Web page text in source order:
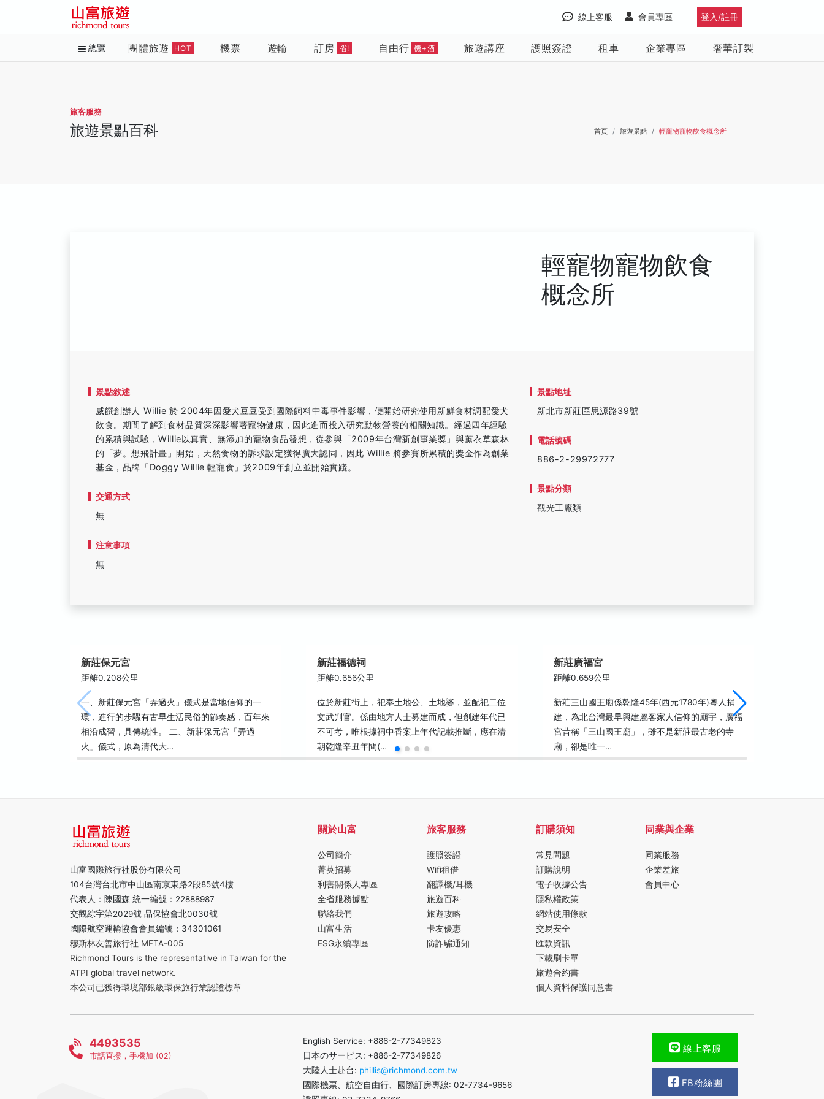
登入/註冊
會員專區
線上客服
總覽 團體旅遊 HOT 機票 遊輪 訂房 省! 自由行 機+酒 旅遊講座 護照簽證 租車 企業專區 奢華訂製
旅客服務
旅遊景點百科 首頁 旅遊景點 輕寵物寵物飲食概念所
輕寵物寵物飲食
概念所
景點敘述
威饌創辦人 Willie 於 2004年因愛犬豆豆受到國際飼料中毒事件影響，便開始研究使用新鮮食材調配愛犬
飲食。期間了解到食材品質深深影響著寵物健康，因此進而投入研究動物營養的相關知識。經過四年經驗
的累積與試驗，Willie以真實、無添加的寵物食品發想，從參與「2009年台灣新創事業獎」與薰衣草森林
的「夢。想飛計畫」開始，天然食物的訴求設定獲得廣大認同，因此 Willie 將參賽所累積的獎金作為創業
基金，品牌「Doggy Willie 輕寵食」於2009年創立並開始實踐。
交通方式
無
注意事項
無
景點地址
新北市新莊區思源路39號
電話號碼
886-2-29972777
景點分類
觀光工廠類
新莊保元宮
距離0.208公里
一、新莊保元宮「弄過火」儀式是當地信仰的一
環，進行的步驟有古早生活民俗的節奏感，百年來
相沿成習，具傳統性。 二、新莊保元宮「弄過
火」儀式，原為清代大…
新莊福德祠
距離0.656公里
位於新莊街上，祀奉土地公、土地婆，並配祀二位
文武判官。係由地方人士募建而成，但創建年代已
不可考，唯根據祠中香案上年代記載推斷，應在清
朝乾隆辛丑年間(…
新莊廣福宮
距離0.659公里
新莊三山國王廟係乾隆45年(西元1780年)粵人捐
建，為北台灣最早興建屬客家人信仰的廟宇，廣福
宮昔稱「三山國王廟」，雖不是新莊最古老的寺
廟，卻是唯一…
山富國際旅行社股份有限公司
104台灣台北市中山區南京東路2段85號4樓
代表人：陳國森 統一編號：22888987
交觀綜字第2029號 品保協會北0030號
國際航空運輸協會會員編號：34301061
穆斯林友善旅行社 MFTA-005
Richmond Tours is the representative in Taiwan for the
ATPI global travel network.
本公司已獲得環境部銀級環保旅行業認證標章
關於山富
公司簡介
菁英招募
利害關係人專區
全省服務據點
聯絡我們
山富生活
ESG永續專區
旅客服務
護照簽證
Wifi租借
翻譯機/耳機
旅遊百科
旅遊攻略
卡友優惠
防詐騙通知
訂購須知
常見問題
訂購說明
電子收據公告
隱私權政策
網站使用條款
交易安全
匯款資訊
下載刷卡單
旅遊合約書
個人資料保護同意書
同業與企業
同業服務
企業差旅
會員中心
4493535
市話直撥，手機加 (02)
English Service: +886-2-77349823
日本のサービス: +886-2-77349826
大陸人士赴台: phillis@richmond.com.tw
國際機票、航空自由行、國際訂房專線: 02-7734-9656
線上客服
FB粉絲團